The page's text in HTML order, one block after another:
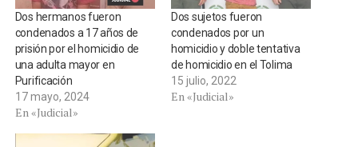
Dos hermanos fueron
condenados a 17 años de
prisión por el homicidio de
una adulta mayor en
Purificación
17 mayo, 2024
En «Judicial»
Dos sujetos fueron
condenados por un
homicidio y doble tentativa
de homicidio en el Tolima
15 julio, 2022
En «Judicial»